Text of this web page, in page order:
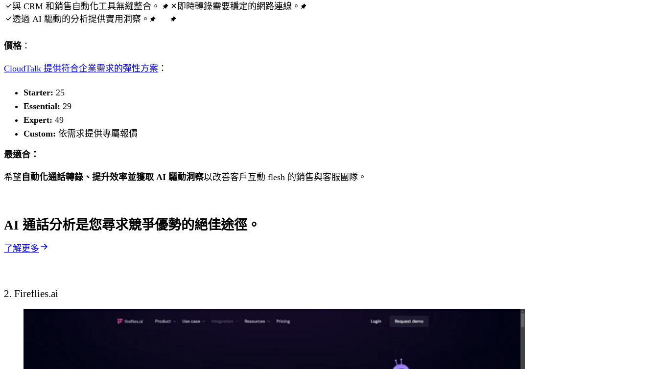
與 CRM 和銷售自動化工具無縫整合。
即時轉錄需要穩定的網路連線。
透過 AI 驅動的分析提供實用洞察。
價格：
CloudTalk 提供符合企業需求的彈性方案 ：
Starter: 25
Essential: 29
Expert: 49
Custom: 依需求提供專屬報價
最適合：
希望 自動化通話轉錄、提升效率並獲取 AI 驅動洞察以改善客戶互動 flesh 的銷售與客服團隊。
AI 通話分析是您尋求競爭優勢的絕佳途徑 。
了解更多
2. Fireflies.ai